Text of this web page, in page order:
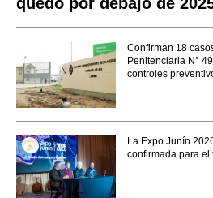
Confirman 18
Penitenciaria N°
controles
La Expo Junín
confirmada para el